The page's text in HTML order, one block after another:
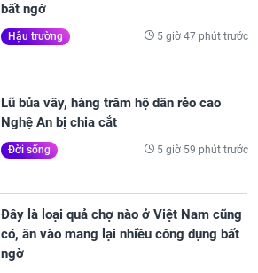
bất ngờ
Hậu trường 5 giờ 47 phút trước
Lũ bủa vây, hàng trăm hộ dân rẻo cao
Nghệ An bị chia cắt
Đời sống 5 giờ 59 phút trước
Đây là loại quả chợ nào ở Việt Nam cũng
có, ăn vào mang lại nhiều công dụng bất
ngờ